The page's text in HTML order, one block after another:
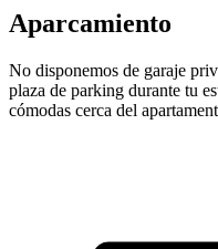
Aparcamiento
No disponemos de garaje
plaza de parking durante tu
cómodas cerca del